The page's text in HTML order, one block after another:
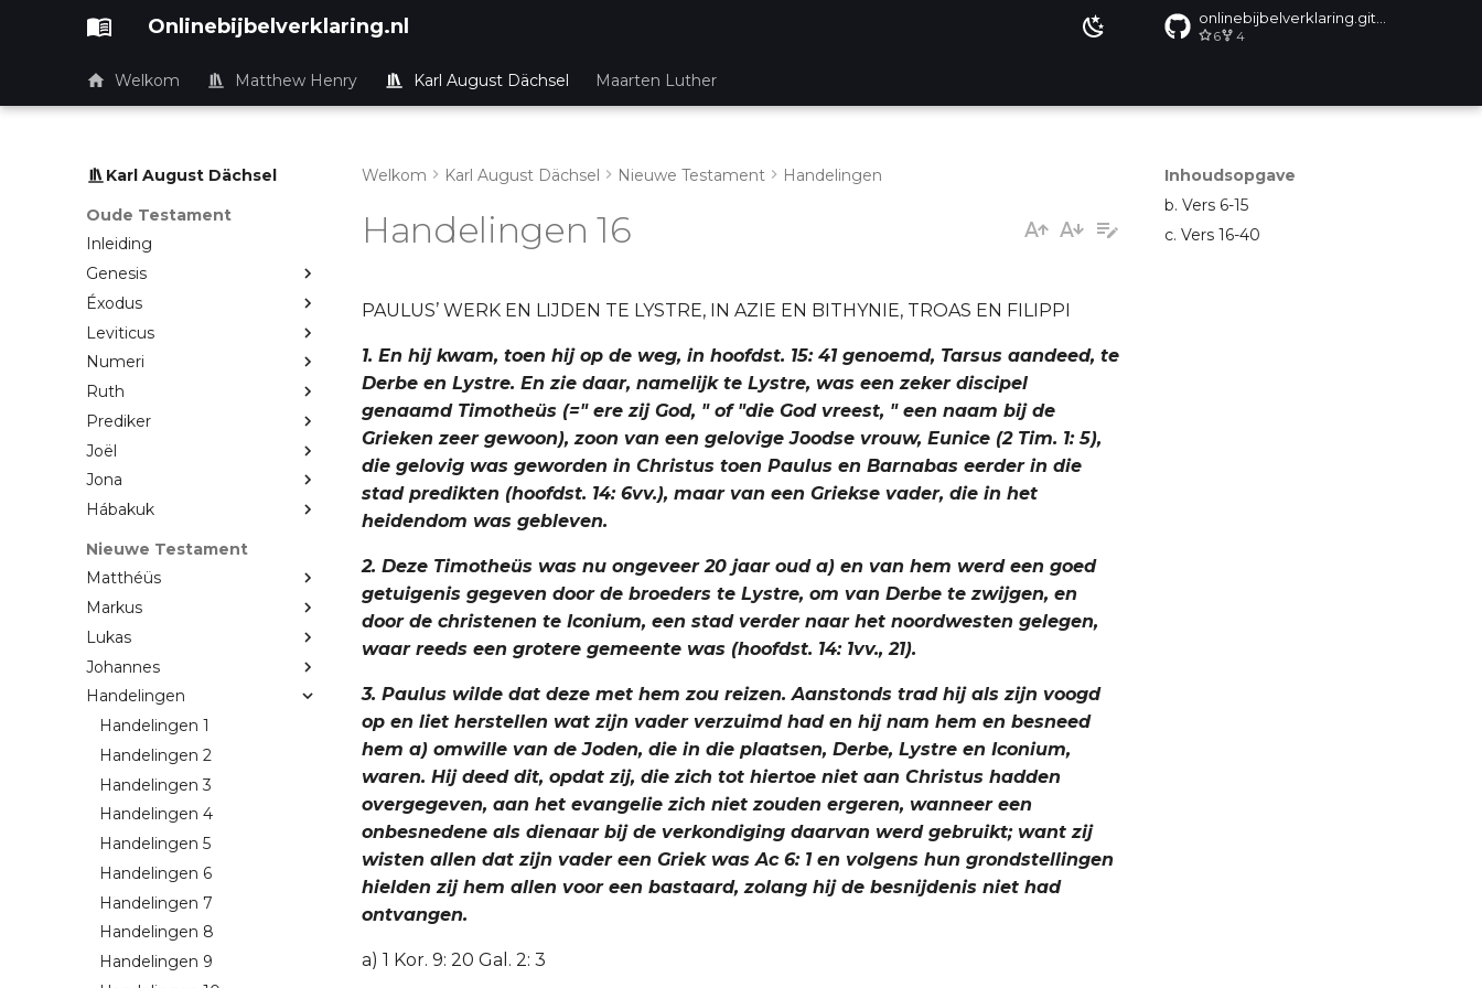
Onlinebijbelverklaring.nl 6 4
Welkom Matthew Henry Karl August Dächsel Maarten Luther
Karl August Dächsel
Oude Testament
Inleiding
Genesis
Éxodus
Leviticus
Numeri
Ruth
Prediker
Joël
Jona
Hábakuk
Nieuwe Testament
Matthéüs
Markus
Lukas
Johannes
Handelingen
Handelingen 1
Handelingen 2
Handelingen 3
Handelingen 4
Handelingen 5
Handelingen 6
Handelingen 7
Handelingen 8
Handelingen 9
Inhoudsopgave
b. Vers 6-15
c. Vers 16-40
Welkom Karl August Dächsel Nieuwe Testament Handelingen
Handelingen 16
PAULUS’ WERK EN LIJDEN TE LYSTRE, IN AZIE EN BITHYNIE, TROAS EN FILIPPI
1. En hij kwam, toen hij op de weg, in hoofdst. 15: 41 genoemd, Tarsus aandeed, te
Derbe en Lystre. En zie daar, namelijk te Lystre, was een zeker discipel
genaamd Timotheüs (=" ere zij God, " of "die God vreest, " een naam bij de
Grieken zeer gewoon), zoon van een gelovige Joodse vrouw, Eunice (2 Tim. 1: 5),
die gelovig was geworden in Christus toen Paulus en Barnabas eerder in die
stad predikten (hoofdst. 14: 6vv.), maar van een Griekse vader, die in het
heidendom was gebleven.
2. Deze Timotheüs was nu ongeveer 20 jaar oud a) en van hem werd een goed
getuigenis gegeven door de broeders te Lystre, om van Derbe te zwijgen, en
door de christenen te Iconium, een stad verder naar het noordwesten gelegen,
waar reeds een grotere gemeente was (hoofdst. 14: 1vv., 21).
3. Paulus wilde dat deze met hem zou reizen. Aanstonds trad hij als zijn voogd
op en liet herstellen wat zijn vader verzuimd had en hij nam hem en besneed
hem a) omwille van de Joden, die in die plaatsen, Derbe, Lystre en Iconium,
waren. Hij deed dit, opdat zij, die zich tot hiertoe niet aan Christus hadden
overgegeven, aan het evangelie zich niet zouden ergeren, wanneer een
onbesnedene als dienaar bij de verkondiging daarvan werd gebruikt; want zij
wisten allen dat zijn vader een Griek was Ac 6: 1 en volgens hun grondstellingen
hielden zij hem allen voor een bastaard, zolang hij de besnijdenis niet had
ontvangen.
a) 1 Kor. 9: 20 Gal. 2: 3